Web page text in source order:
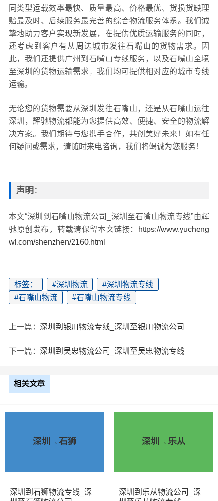
同类型运载效率最快、质量最高、价格最优、货损货缺理
赔最及时、后续服务最完善的综合物流服务体系。我们诚
挚地助力客户实现新发展，在提供优质运输服务的同时，
还考虑到客户有从周边城市发往石嘴山的货物需求。因
此，我们还提供广州到石嘴山专线服务，以及石嘴山全境
至深圳的货物运输需求，我们均可提供相对应的城市专线
运输。
无论您的货物需要从深圳发往石嘴山，还是从石嘴山运往
深圳，辉驰物流都能为您提供高效、便捷、安全的物流解
决方案。我们期待与您携手合作，共创美好未来！如有任
何疑问或需求，请随时来电咨询，我们将竭诚为您服务！
声明：
本文“深圳到石嘴山物流公司_深圳至石嘴山物流专线”由辉
驰原创发布，转载请保留本文链接：
https://www.yucheng
wl.com/shenzhen/2160.html
标签： #深圳物流 #深圳物流专线
#石嘴山物流 #石嘴山物流专线
上一篇： 深圳到银川物流专线_深圳至银川物流公司
下一篇： 深圳到吴忠物流公司_深圳至吴忠物流专线
相关文章
深圳→石狮
深圳到石狮物流专线_深
深圳→乐从
深圳到乐从物流公司_深